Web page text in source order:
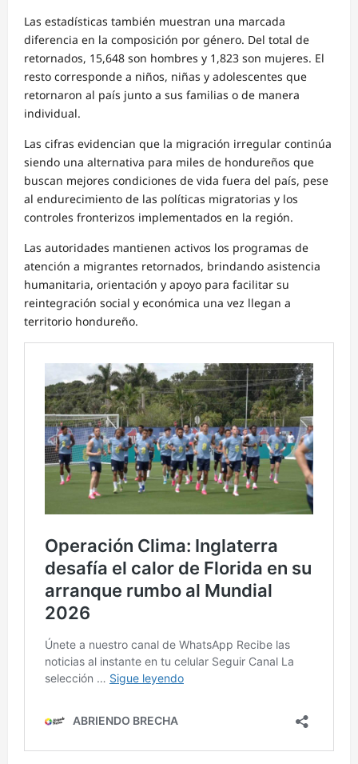
Las estadísticas también muestran una marcada
diferencia en la composición por género. Del total de
retornados, 15,648 son hombres y 1,823 son mujeres. El
resto corresponde a niños, niñas y adolescentes que
retornaron al país junto a sus familias o de manera
individual.
Las cifras evidencian que la migración irregular continúa
siendo una alternativa para miles de hondureños que
buscan mejores condiciones de vida fuera del país, pese
al endurecimiento de las políticas migratorias y los
controles fronterizos implementados en la región.
Las autoridades mantienen activos los programas de
atención a migrantes retornados, brindando asistencia
humanitaria, orientación y apoyo para facilitar su
reintegración social y económica una vez llegan a
territorio hondureño.